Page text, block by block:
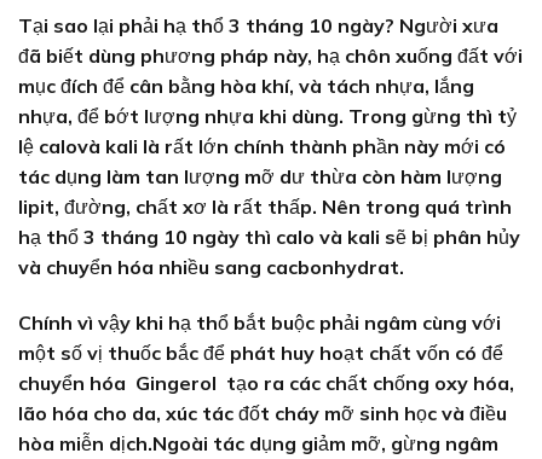
Tại sao lại phải hạ thổ 3 tháng 10 ngày? Người xưa
đã biết dùng phương pháp này, hạ chôn xuống đất với
mục đích để cân bằng hòa khí, và tách nhựa, lắng
nhựa, để bớt lượng nhựa khi dùng. Trong gừng thì tỷ
lệ calovà kali là rất lớn chính thành phần này mới có
tác dụng làm tan lượng mỡ dư thừa còn hàm lượng
lipit, đường, chất xơ là rất thấp. Nên trong quá trình
hạ thổ 3 tháng 10 ngày thì calo và kali sẽ bị phân hủy
và chuyển hóa nhiều sang cacbonhydrat.
Chính vì vậy khi hạ thổ bắt buộc phải ngâm cùng với
một số vị thuốc bắc để phát huy hoạt chất vốn có để
chuyển hóa Gingerol tạo ra các chất chống oxy hóa,
lão hóa cho da, xúc tác đốt cháy mỡ sinh học và điều
hòa miễn dịch.Ngoài tác dụng giảm mỡ, gừng ngâm